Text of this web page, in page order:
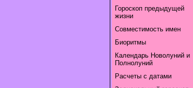
Гороскоп предыдущей
жизни
Совместимость имен
Биоритмы
Календарь Новолуний и
Полнолуний
Расчеты с датами